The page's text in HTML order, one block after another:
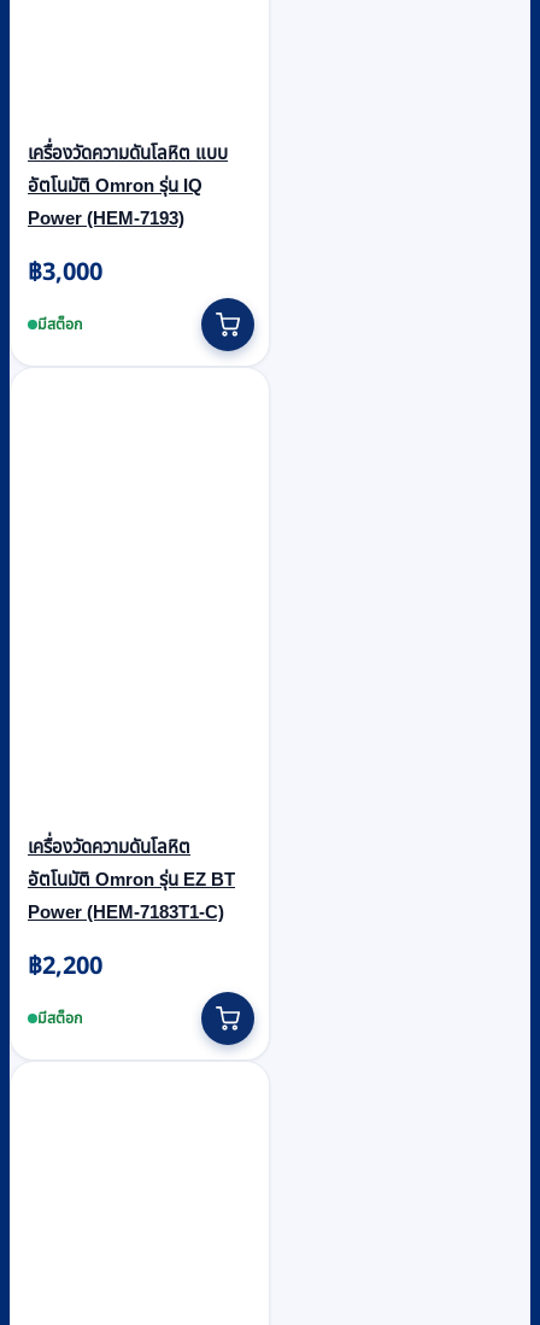
เครื่องวัดความดันโลหิต แบบ
อัตโนมัติ Omron รุ่น IQ
Power (HEM-7193)
฿3,000
มีสต็อก
เครื่องวัดความดันโลหิต
อัตโนมัติ Omron รุ่น EZ BT
Power (HEM-7183T1-C)
฿2,200
มีสต็อก